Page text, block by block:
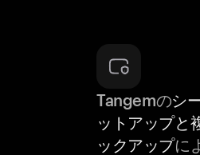
Tangemのシ
ットアップと
ックアップに